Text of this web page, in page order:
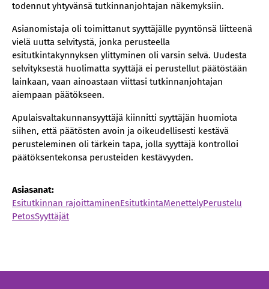
todennut yhtyvänsä tutkinnanjohtajan näkemyksiin.
Asianomistaja oli toimittanut syyttäjälle pyyntönsä liitteenä
vielä uutta selvitystä, jonka perusteella
esitutkintakynnyksen ylittyminen oli varsin selvä. Uudesta
selvityksestä huolimatta syyttäjä ei perustellut päätöstään
lainkaan, vaan ainoastaan viittasi tutkinnanjohtajan
aiempaan päätökseen.
Apulaisvaltakunnansyyttäjä kiinnitti syyttäjän huomiota
siihen, että päätösten avoin ja oikeudellisesti kestävä
perusteleminen oli tärkein tapa, jolla syyttäjä kontrolloi
päätöksentekonsa perusteiden kestävyyden.
Asiasanat:
Esitutkinnan rajoittaminenEsitutkintaMenettelyPerustelu
PetosSyyttäjät